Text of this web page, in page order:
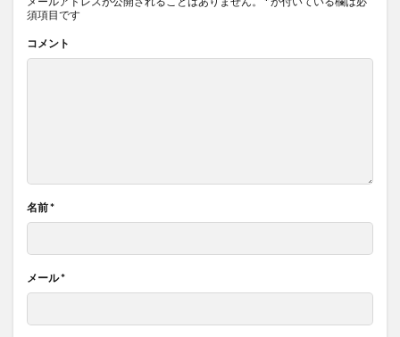
須項目です
コメント
名前*
メール*